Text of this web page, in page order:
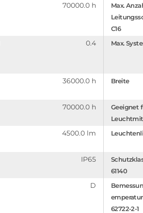
70000.0 h
Max.
C16
0.4 Max.
36000.0 h Breite
70000.0 h
Geeignet
4500.0 lm
IP65
61140
D
62722-2-1